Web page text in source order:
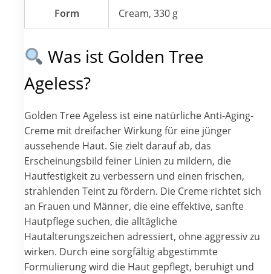
Form Cream, 330 g
Was ist Golden Tree
Ageless?
Golden Tree Ageless ist eine natürliche Anti-Aging-
Creme mit dreifacher Wirkung für eine jünger
aussehende Haut. Sie zielt darauf ab, das
Erscheinungsbild feiner Linien zu mildern, die
Hautfestigkeit zu verbessern und einen frischen,
strahlenden Teint zu fördern. Die Creme richtet sich
an Frauen und Männer, die eine effektive, sanfte
Hautpflege suchen, die alltägliche
Hautalterungszeichen adressiert, ohne aggressiv zu
wirken. Durch eine sorgfältig abgestimmte
Formulierung wird die Haut gepflegt, beruhigt und